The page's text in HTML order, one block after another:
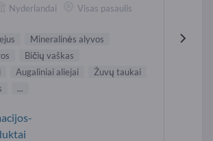
Nyderlandai Visas pasaulis
Mineralinės alyvos
Bičių vaškas
Augaliniai aliejai
Žuvų taukai
...